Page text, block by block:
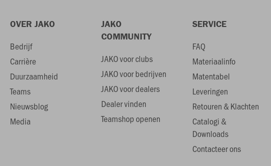
OVER JAKO
Bedrijf
Carrière
Duurzaamheid
Teams
Nieuwsblog
Media
JAKO
COMMUNITY
JAKO voor clubs
JAKO voor bedrijven
JAKO voor dealers
Dealer vinden
Teamshop openen
SERVICE
FAQ
Materiaalinfo
Matentabel
Leveringen
Retouren & Klachten
Catalogi &
Downloads
Contacteer ons